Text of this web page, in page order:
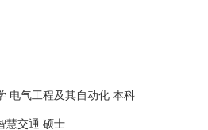
电气工程及其自动化 本科
慧交通 硕士